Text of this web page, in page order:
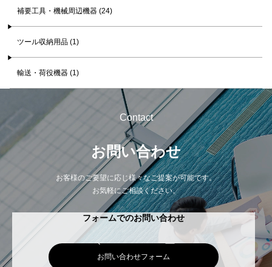
補要工具・機械周辺機器 (24)
ツール収納用品 (1)
輸送・荷役機器 (1)
Contact
お問い合わせ
お客様のご要望に応じ様々なご提案が可能です。
お気軽にご相談ください。
フォームでのお問い合わせ
お問い合わせフォーム